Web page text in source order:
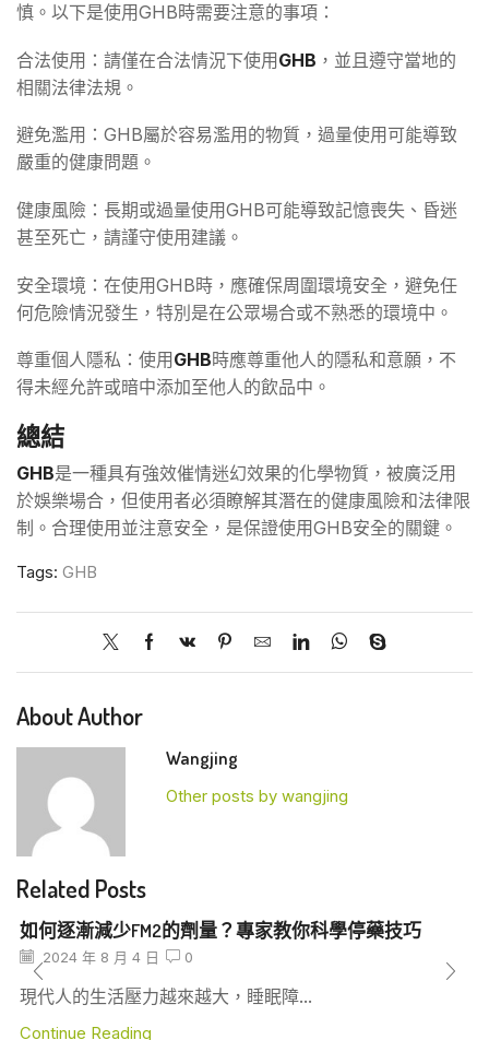
慎。以下是使用GHB時需要注意的事項：
合法使用：請僅在合法情況下使用GHB ，並且遵守當地的
相關法律法規。
避免濫用：GHB屬於容易濫用的物質，過量使用可能導致
嚴重的健康問題。
健康風險：長期或過量使用GHB可能導致記憶喪失、昏迷
甚至死亡，請謹守使用建議。
安全環境：在使用GHB時，應確保周圍環境安全，避免任
何危險情況發生，特別是在公眾場合或不熟悉的環境中。
尊重個人隱私：使用 GHB時應尊重他人的隱私和意願，不
得未經允許或暗中添加至他人的飲品中。
總結
GHB是一種具有強效催情迷幻效果的化學物質，被廣泛用
於娛樂場合，但使用者必須瞭解其潛在的健康風險和法律限
制。合理使用並注意安全，是保證使用GHB安全的關鍵。
Tags: GHB
About Author
Wangjing
Other posts by wangjing
Related Posts
如何逐漸減少FM2的劑量？專家教你科學停藥技巧
2024 年 8 月 4 日 0
現代人的生活壓力越來越大，睡眠障...
Continue Reading